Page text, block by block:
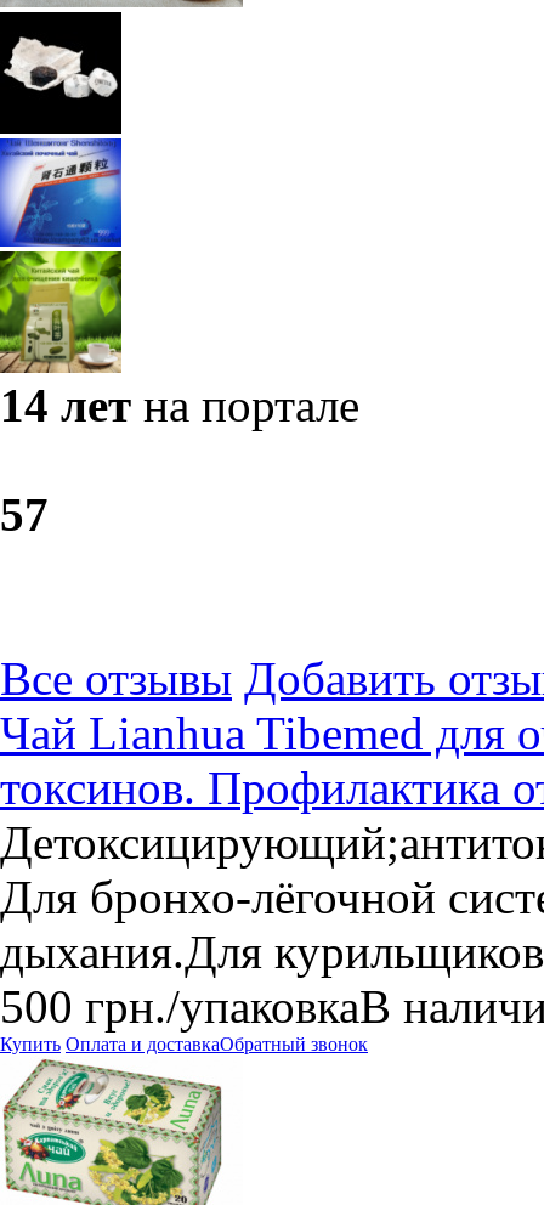
14 лет на портале
57
Все отзывы Добавить
Чай Lianhua Tibemed для
токсинов. Профилактика
Для бронхо-лёгочной
дыхания.Для
500 грн./упаковкаВ
Купить Оплата и доставкаОбратный звонок